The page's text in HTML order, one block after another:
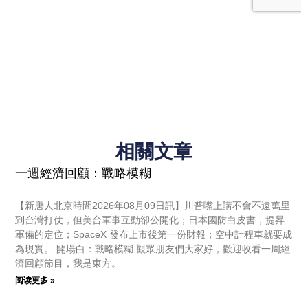
相關文章
一週經濟回顧：戰略模糊
【新唐人北京時間2026年08月09日訊】川普嘴上講不會不遠萬里
到台灣打仗，但美台軍事互動卻公開化；日本國防白皮書，提昇
軍備的定位；SpaceX 發布上市後第一份財報；空中計程車就要成
為現實。 開場白：戰略模糊 觀眾朋友們大家好，歡迎收看一周經
濟回顧節目，我是東方。
阅读更多 »